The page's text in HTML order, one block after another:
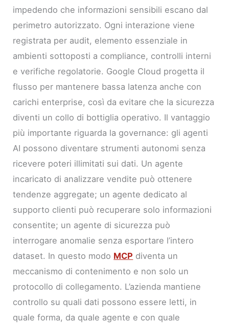
impedendo che informazioni sensibili escano dal
perimetro autorizzato. Ogni interazione viene
registrata per audit, elemento essenziale in
ambienti sottoposti a compliance, controlli interni
e verifiche regolatorie. Google Cloud progetta il
flusso per mantenere bassa latenza anche con
carichi enterprise, così da evitare che la sicurezza
diventi un collo di bottiglia operativo. Il vantaggio
più importante riguarda la governance: gli agenti
AI possono diventare strumenti autonomi senza
ricevere poteri illimitati sui dati. Un agente
incaricato di analizzare vendite può ottenere
tendenze aggregate; un agente dedicato al
supporto clienti può recuperare solo informazioni
consentite; un agente di sicurezza può
interrogare anomalie senza esportare l’intero
dataset. In questo modo MCP diventa un
meccanismo di contenimento e non solo un
protocollo di collegamento. L’azienda mantiene
controllo su quali dati possono essere letti, in
quale forma, da quale agente e con quale